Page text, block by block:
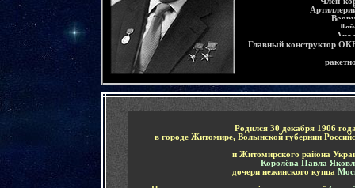
Главный конструктор
Родился 30 декабря 1906
в городе Житомире, Волынской губернии
и Житомирского района
Королёва Павла
дочери нежинского купца